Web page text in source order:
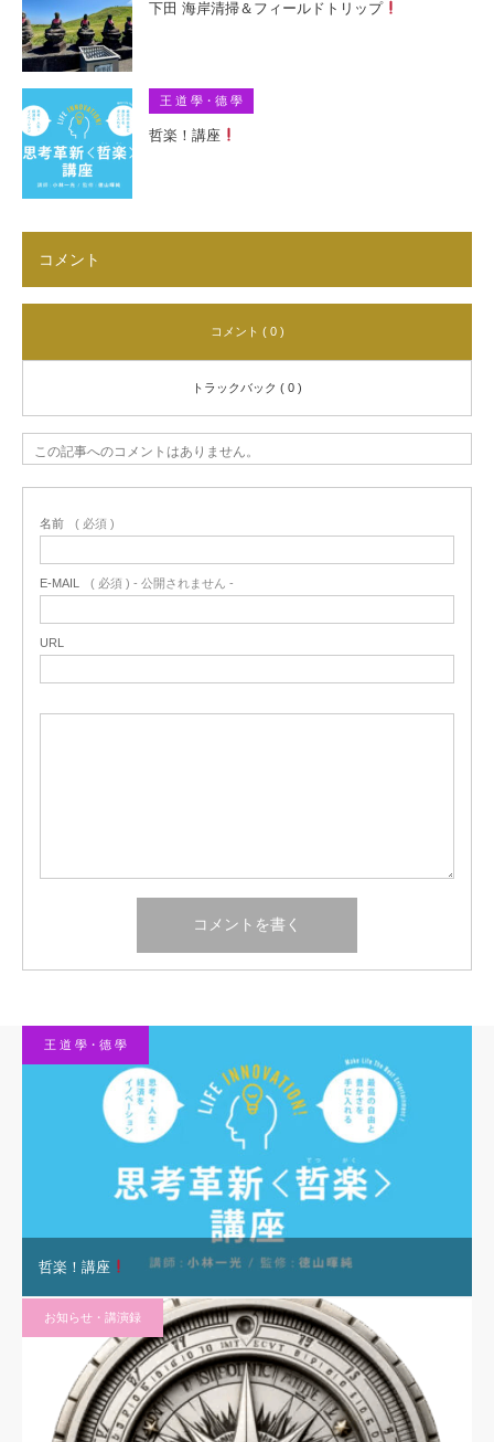
下田 海岸清掃＆フィールドトリップ
王 道 學・德 學
哲楽！講座
コメント
コメント ( 0 )
トラックバック ( 0 )
この記事へのコメントはありません。
名前 ( 必須 )
E-MAIL ( 必須 ) - 公開されません -
URL
王 道 學・德 學
哲楽！講座
お知らせ・講演録